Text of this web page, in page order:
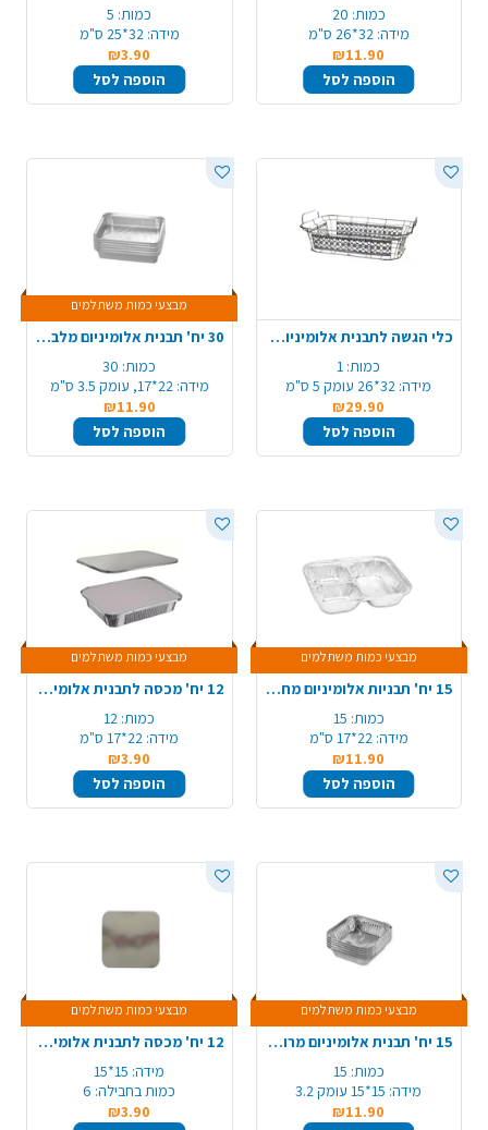
כמות: 20
מידה: 32*26 ס"מ
₪11.90
הוספה לסל
כמות: 5
מידה: 32*25 ס"מ
₪3.90
הוספה לסל
כלי הגשה לתבנית אלומיניום לתבנית 105 איזי סרב
כמות: 1
מידה: 32*26 עומק 5 ס"מ
₪29.90
הוספה לסל
מבצעי כמות משתלמים
30 יח' תבנית אלומיניום מלבנית 58/R29 - קטן
כמות: 30
מידה: 22*17, עומק 3.5 ס"מ
₪11.90
הוספה לסל
מבצעי כמות משתלמים
15 יח' תבניות אלומיניום מחולקת TV400/R24
כמות: 15
מידה: 22*17 ס"מ
₪11.90
הוספה לסל
מבצעי כמות משתלמים
12 יח' מכסה לתבנית אלומיניום 58-R24-TV400/R29
כמות: 12
מידה: 22*17 ס"מ
₪3.90
הוספה לסל
מבצעי כמות משתלמים
15 יח' תבנית אלומיניום מרובעת 005/R25 - קטן
כמות: 15
מידה: 15*15 עומק 3.2
₪11.90
מבצעי כמות משתלמים
12 יח' מכסה לתבנית אלומיניום 005/R25
מידה: 15*15
כמות בחבילה: 6
₪3.90